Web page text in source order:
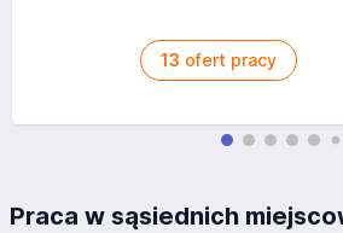
13 ofert pracy
Praca w sąsiednich